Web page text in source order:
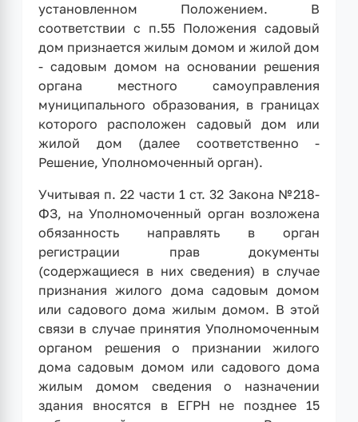
установленном Положением. В
соответствии с п.55 Положения садовый
дом признается жилым домом и жилой дом
- садовым домом на основании решения
органа местного самоуправления
муниципального образования, в границах
которого расположен садовый дом или
жилой дом (далее соответственно -
Решение, Уполномоченный орган).
Учитывая п. 22 части 1 ст. 32 Закона №218-
ФЗ, на Уполномоченный орган возложена
обязанность направлять в орган
регистрации прав документы
(содержащиеся в них сведения) в случае
признания жилого дома садовым домом
или садового дома жилым домом. В этой
связи в случае принятия Уполномоченным
органом решения о признании жилого
дома садовым домом или садового дома
жилым домом сведения о назначении
здания вносятся в ЕГРН не позднее 15